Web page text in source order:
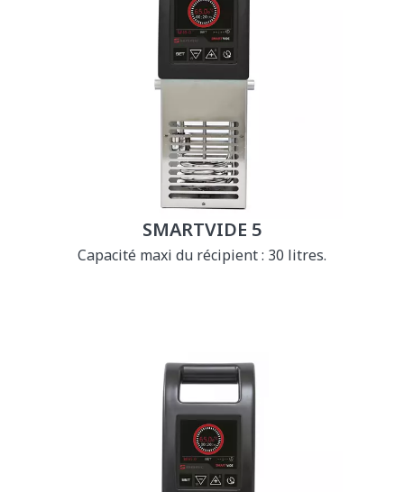
SMARTVIDE 5
Capacité maxi du récipient : 30 litres.